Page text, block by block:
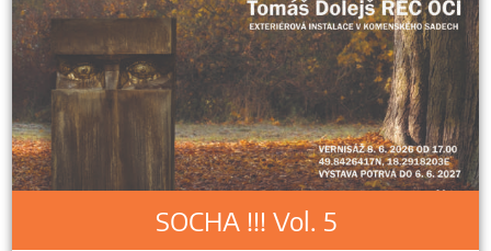
SOCHA !!! Vol. 5